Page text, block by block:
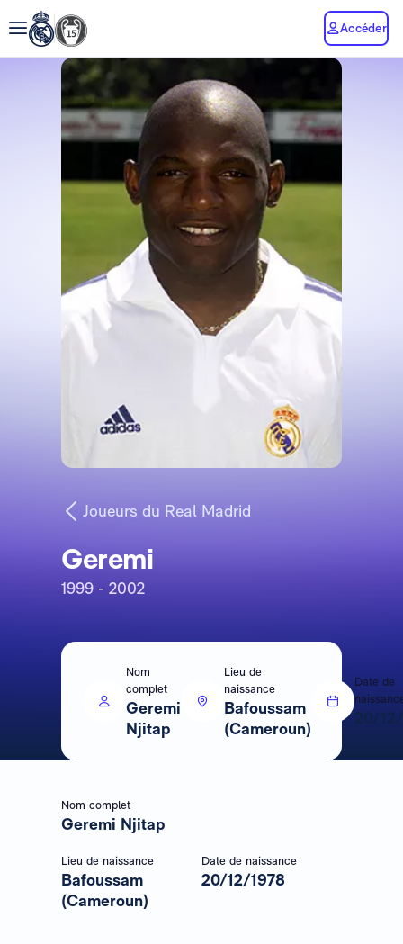
Accéder
Joueurs du Real Madrid
Geremi
1999 - 2002
Nom
complet
Geremi
Njitap
Lieu de
naissance
Bafoussam
(Cameroun)
Date de
20/
Nom complet
Geremi Njitap
Lieu de naissance
Bafoussam
(Cameroun)
Date de naissance
20/12/1978